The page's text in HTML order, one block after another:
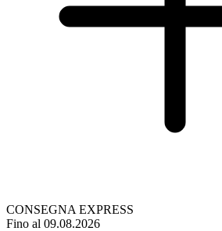
CONSEGNA EXPRESS
Fino al 09.08.2026